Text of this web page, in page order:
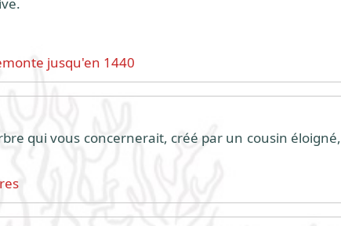
jusqu'en 1440
qui vous concernerait, créé par un cousin éloigné,